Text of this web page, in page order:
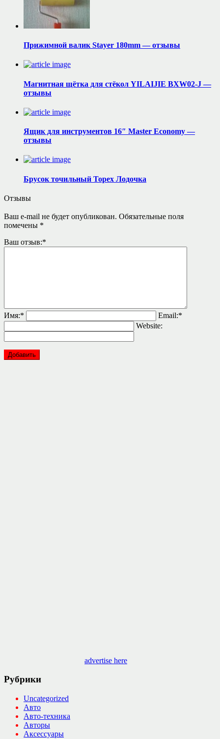
Прижимной валик Stayer 180mm — отзывы
Магнитная щётка для стёкол YILAIJIE BXW02-J —
отзывы
Ящик для инструментов 16″ Master Economy —
отзывы
Брусок точильный Topex Лодочка
Отзывы
Ваш e-mail не будет опубликован. Обязательные поля
помечены *
Ваш отзыв:*
Имя:* Email:*
Website:
advertise here
Рубрики
Uncategorized
Авто
Авто-техника
Авторы
Аксессуары